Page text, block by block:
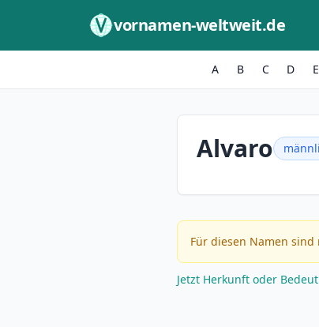
vornamen-weltweit.de
A B C D E
Alvaro
Für diesen Namen
Jetzt Herkunft oder